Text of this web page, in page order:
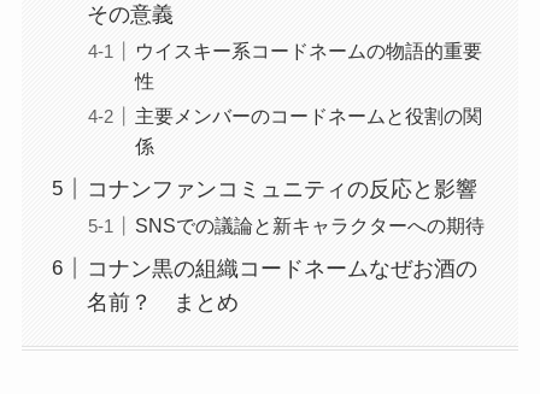
その意義
ウイスキー系コードネームの物語的重要
性
主要メンバーのコードネームと役割の関
係
コナンファンコミュニティの反応と影響
SNSでの議論と新キャラクターへの期待
コナン黒の組織コードネームなぜお酒の
名前？ まとめ